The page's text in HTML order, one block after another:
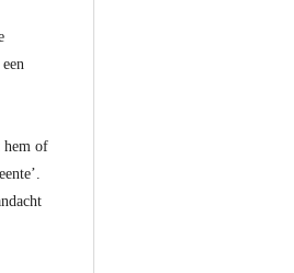
hem of